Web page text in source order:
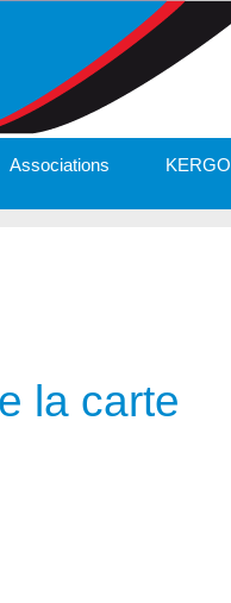
Associations KERGO
la carte